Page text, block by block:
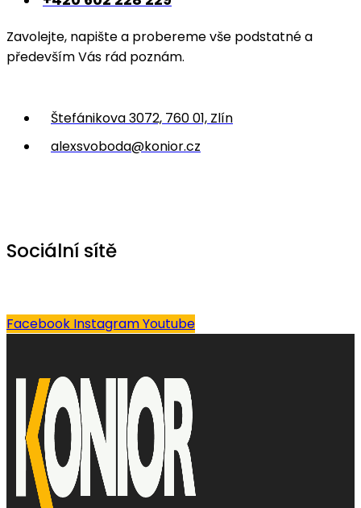
Zavolejte, napište a probereme vše podstatné a
především Vás rád poznám.
Štefánikova 3072, 760 01, Zlín
alexsvoboda@konior.cz
Sociální sítě
Facebook InstagramYoutube